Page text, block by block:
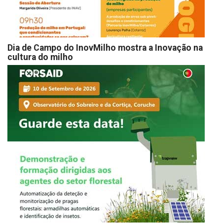
Dia de Campo do InovMilho mostra a Inovação na
cultura do milho